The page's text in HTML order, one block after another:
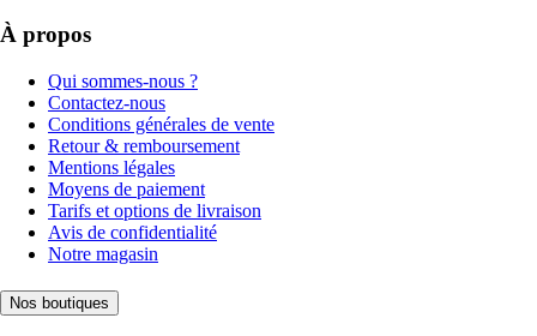
À propos
Qui sommes-nous ?
Contactez-nous
Conditions générales de vente
Retour & remboursement
Mentions légales
Moyens de paiement
Tarifs et options de livraison
Avis de confidentialité
Notre magasin
Nos boutiques